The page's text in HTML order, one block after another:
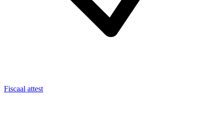
Fiscaal attest